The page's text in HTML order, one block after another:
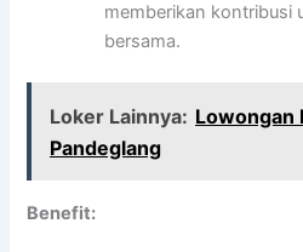
memberikan kontribusi
bersama.
Loker Lainnya: Lowongan
Pandeglang
Benefit: